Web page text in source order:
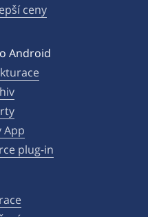
ceny
Android
App
plug-in